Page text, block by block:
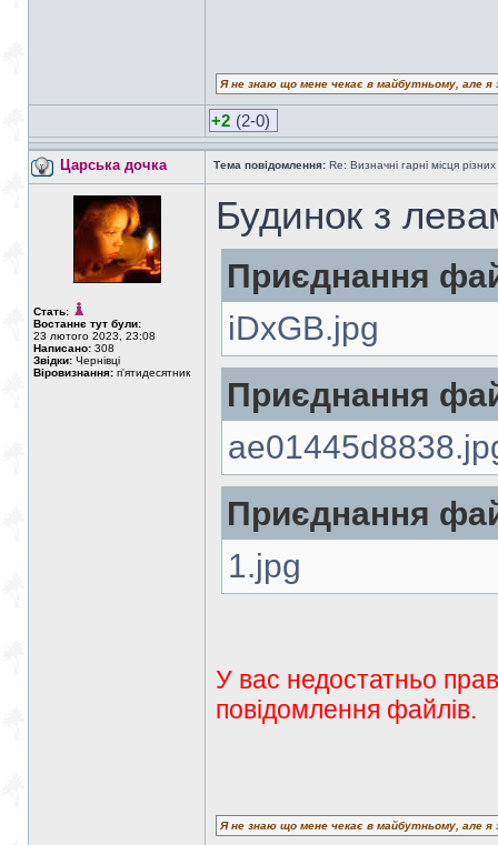
Я не знаю що мене чекає в майбутньому, але
+2 (2-0)
Царська дочка Тема повідомлення: Re: Визначні гарні місця
Стать:
Востаннє тут були:
23 лютого 2023, 23:08
Написано: 308
Звідки: Чернівці
Віровизнання: п'ятидесятник
Будинок з
Приєднання
iDxGB.jpg
Приєднання
Приєднання
1.jpg
У вас недостатньо
повідомлення файлів.
Я не знаю що мене чекає в майбутньому, але